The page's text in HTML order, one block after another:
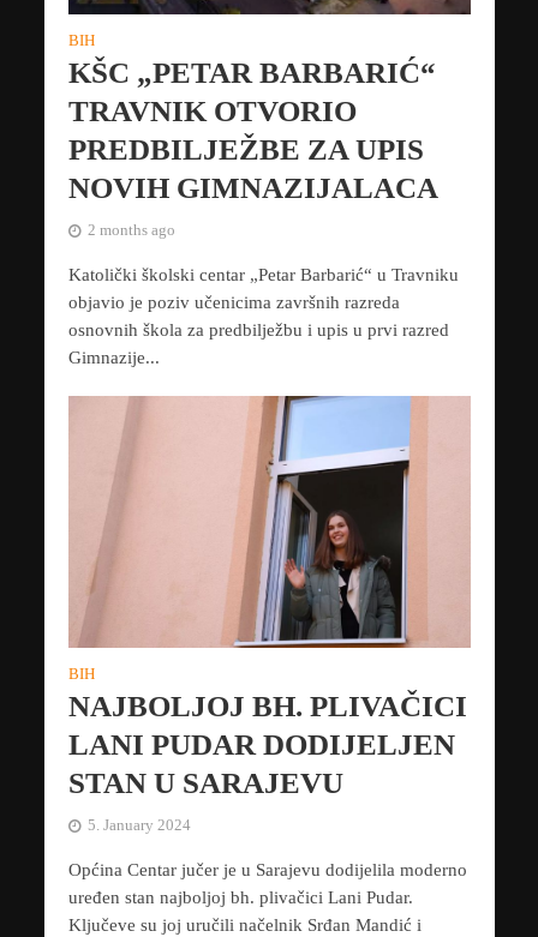
BIH
KŠC „PETAR BARBARIĆ“
TRAVNIK OTVORIO
PREDBILJEŽBE ZA UPIS
NOVIH GIMNAZIJALACA
2 months ago
Katolički školski centar „Petar Barbarić“ u Travniku
objavio je poziv učenicima završnih razreda
osnovnih škola za predbilježbu i upis u prvi razred
Gimnazije...
BIH
NAJBOLJOJ BH. PLIVAČICI
LANI PUDAR DODIJELJEN
STAN U SARAJEVU
5. January 2024
Općina Centar jučer je u Sarajevu dodijelila moderno
uređen stan najboljoj bh. plivačici Lani Pudar.
Ključeve su joj uručili načelnik Srđan Mandić i